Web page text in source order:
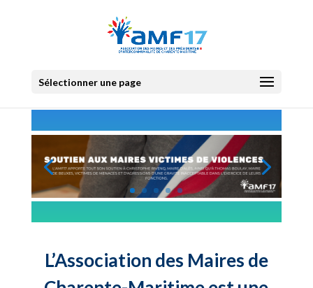
Sélectionner une page
L’Association des Maires de